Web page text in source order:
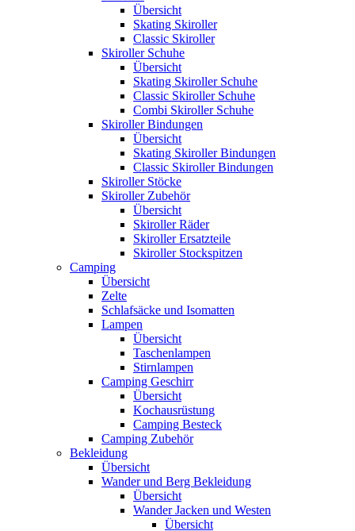
Übersicht
Skating Skiroller
Classic Skiroller
Skiroller Schuhe
Übersicht
Skating Skiroller Schuhe
Classic Skiroller Schuhe
Combi Skiroller Schuhe
Skiroller Bindungen
Übersicht
Skating Skiroller Bindungen
Classic Skiroller Bindungen
Skiroller Stöcke
Skiroller Zubehör
Übersicht
Skiroller Räder
Skiroller Ersatzteile
Skiroller Stockspitzen
Camping
Übersicht
Zelte
Schlafsäcke und Isomatten
Lampen
Übersicht
Taschenlampen
Stirnlampen
Camping Geschirr
Übersicht
Kochausrüstung
Camping Besteck
Camping Zubehör
Bekleidung
Übersicht
Wander und Berg Bekleidung
Übersicht
Wander Jacken und Westen
Übersicht